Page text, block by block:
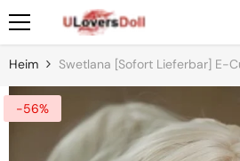
Zum Inhalt Springen
Heim Swetlana [Sofort Lieferbar] E-
-56%